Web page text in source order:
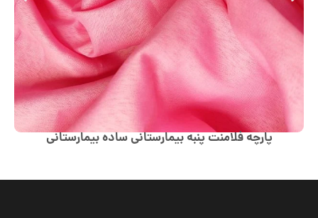
پارچه فلامنت پنبه بیمارستانی ساده بیمارستانی